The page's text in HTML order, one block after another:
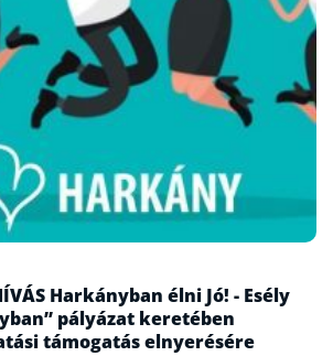
Harkányban élni Jó! - Esély
pályázat keretében
támogatás elnyerésére